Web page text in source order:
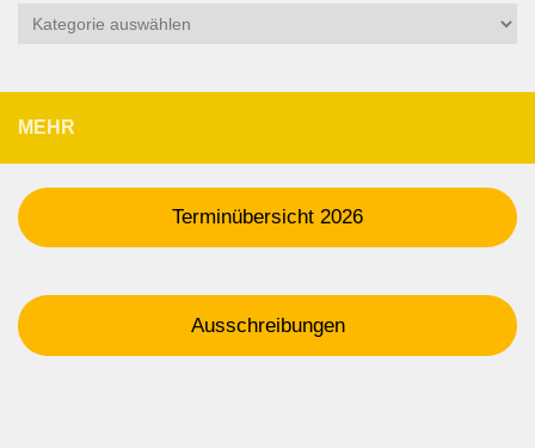
MEHR
Terminübersicht 2026
Ausschreibungen